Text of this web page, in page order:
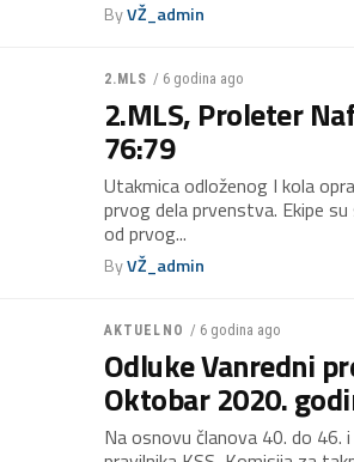
ByVŽ_admin
2.MLS / 6 godina ago
2.MLS, Proleter
76:79
Utakmica odloženog I kola
prvog dela prvenstva. Ekipe
od prvog...
ByVŽ_admin
AKTUELNO / 6 godina ago
Odluke Vanredni
Oktobar 2020.
Na osnovu članova 40. do 46.